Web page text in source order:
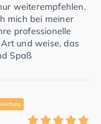
weiterempfehlen.
mich bei meiner
professionelle
und weise, das
Spaß